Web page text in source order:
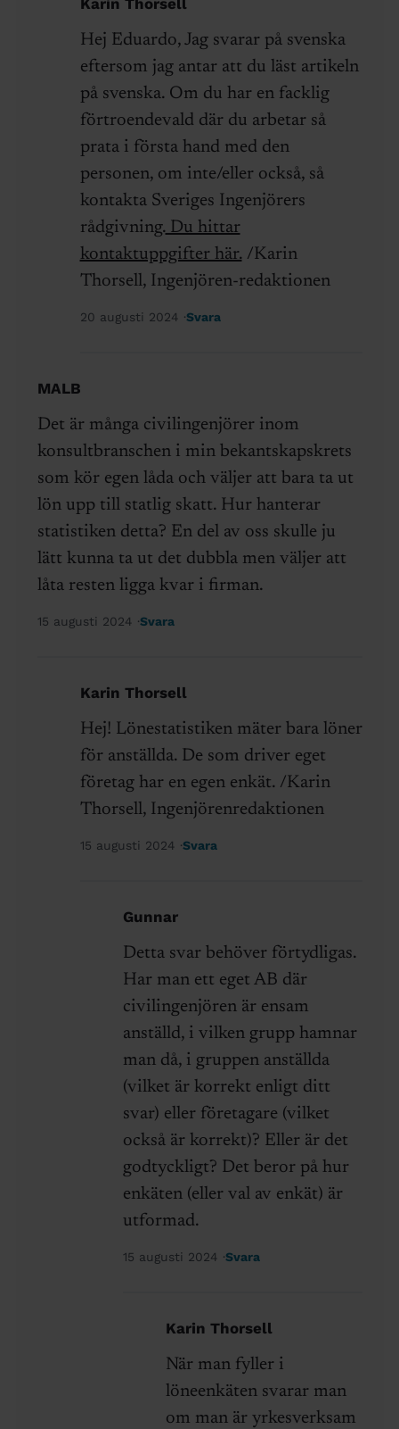
Karin Thorsell
Hej Eduardo, Jag svarar på svenska
eftersom jag antar att du läst artikeln
på svenska. Om du har en facklig
förtroendevald där du arbetar så
prata i första hand med den
personen, om inte/eller också, så
kontakta Sveriges Ingenjörers
rådgivning.Du hittar
kontaktuppgifter här./Karin
Thorsell, Ingenjören-redaktionen
20 augusti 2024 Svara
MALB
Det är många civilingenjörer inom
konsultbranschen i min bekantskapskrets
som kör egen låda och väljer att bara ta ut
lön upp till statlig skatt. Hur hanterar
statistiken detta? En del av oss skulle ju
lätt kunna ta ut det dubbla men väljer att
låta resten ligga kvar i firman.
15 augusti 2024 Svara
Karin Thorsell
Hej! Lönestatistiken mäter bara löner
för anställda. De som driver eget
företag har en egen enkät. /Karin
Thorsell, Ingenjörenredaktionen
15 augusti 2024 Svara
Gunnar
Detta svar behöver förtydligas.
Har man ett eget AB där
civilingenjören är ensam
anställd, i vilken grupp hamnar
man då, i gruppen anställda
(vilket är korrekt enligt ditt
svar) eller företagare (vilket
också är korrekt)? Eller är det
godtyckligt? Det beror på hur
enkäten (eller val av enkät) är
utformad.
15 augusti 2024 Svara
Karin Thorsell
När man fyller i
löneenkäten svarar man
om man är yrkesverksam